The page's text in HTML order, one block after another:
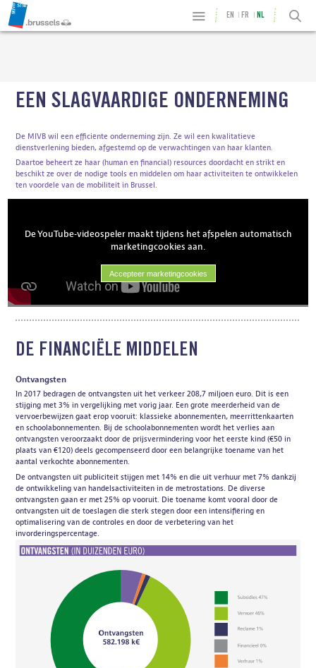
EN FR NL
EEN SLAGVAARDIGE ONDERNEMING
De MIVB wil een efficiënte onderneming zijn. Ze wil een kwalitatieve
dienstverlening bieden, afgestemd op de verwachtingen van haar klanten.
Daartoe beheert ze haar (human en financial) resources doordacht en strikt en
beschikt ze over de nodige tools en middelen om haar activiteiten te ontwikkelen
ten voordele van de mobiliteit in Brussel.
De YouTube-videospeler maakt tijdens het afspelen automatisch
marketingcookies aan.
Accepteer marketingcookies
DE FINANCIËLE MIDDELEN
Ontvangsten
In 2017 bedragen de ontvangsten uit het verkeer 208,7 miljoen euro. Dit is een
stijging met 3% in vergelijking met vorig jaar. Een grote meerderheid van de
vervoerbewijzen gaat erop vooruit: klassieke abonnementen, meerrittenkaarten
en schoolabonnementen. Bij de schoolabonnementen wordt het verlies aan
ontvangsten veroorzaakt door de prijsvermindering voor het eerste kind (€50 in
plaats van €120) deels gecompenseerd door een belangrijke toename van het
aantal verkochte abonnementen.
De ontvangsten uit publiciteit stijgen met 14% en die uit verhuur met 7% dankzij
de ontwikkeling van handelsactiviteiten in de metrostations. De diverse
ontvangsten gaan er met 25% op vooruit. Die toename komt vooral door de
ontvangsten uit de toeslagen die sterk stegen door een intensifiëring en
optimalisering van de controles en door de verbetering van het
invorderingspercentage.